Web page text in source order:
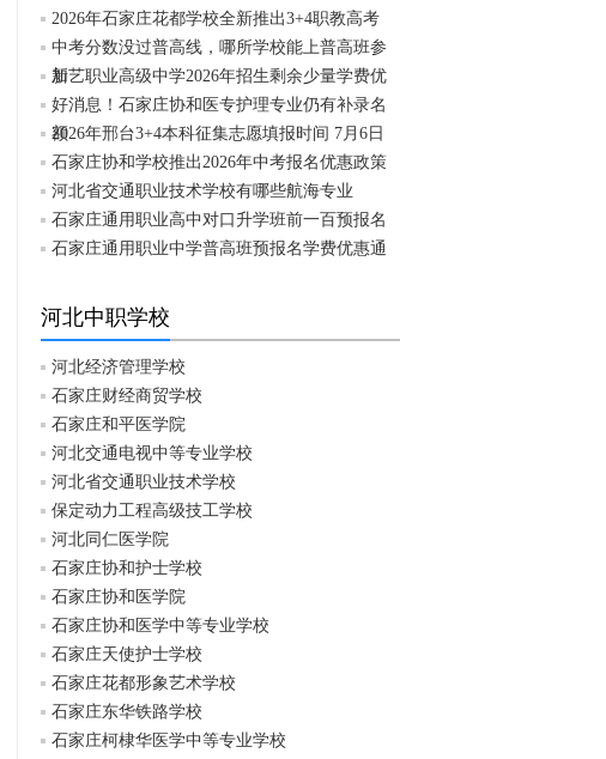
2026年石家庄花都学校全新推出3+4职教高考
中考分数没过普高线，哪所学校能上普高班参
加
新艺职业高级中学2026年招生剩余少量学费优
好消息！石家庄协和医专护理专业仍有补录名
额
2026年邢台3+4本科征集志愿填报时间 7月6日
石家庄协和学校推出2026年中考报名优惠政策
河北省交通职业技术学校有哪些航海专业
石家庄通用职业高中对口升学班前一百预报名
石家庄通用职业中学普高班预报名学费优惠通
河北中职学校
河北经济管理学校
石家庄财经商贸学校
石家庄和平医学院
河北交通电视中等专业学校
河北省交通职业技术学校
保定动力工程高级技工学校
河北同仁医学院
石家庄协和护士学校
石家庄协和医学院
石家庄协和医学中等专业学校
石家庄天使护士学校
石家庄花都形象艺术学校
石家庄东华铁路学校
石家庄柯棣华医学中等专业学校